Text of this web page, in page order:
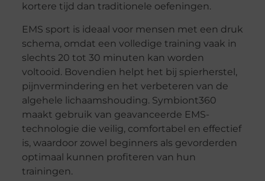
kortere tijd dan traditionele oefeningen.
EMS sport is ideaal voor mensen met een druk
schema, omdat een volledige training vaak in
slechts 20 tot 30 minuten kan worden
voltooid. Bovendien helpt het bij spierherstel,
pijnvermindering en het verbeteren van de
algehele lichaamshouding. Symbiont360
maakt gebruik van geavanceerde EMS-
technologie die veilig, comfortabel en effectief
is, waardoor zowel beginners als gevorderden
optimaal kunnen profiteren van hun
trainingen.